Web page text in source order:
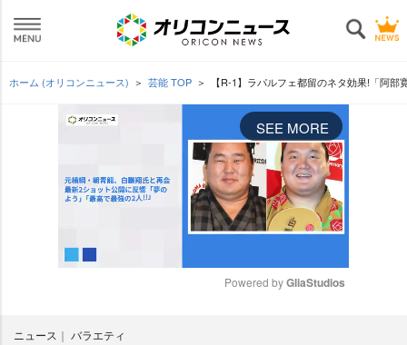
ホーム (オリコンニュース) 芸能 TOP 【R-1】ラパルフェ都留のネタ効果!「阿
SEE MORE
Powered by GliaStudios
ニュース バラエティ